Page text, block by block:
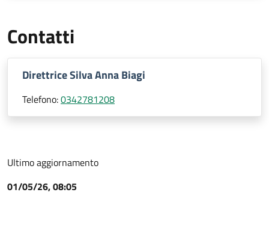
Contatti
Direttrice Silva Anna Biagi
Telefono:0342781208
Ultimo aggiornamento
01/05/26, 08:05